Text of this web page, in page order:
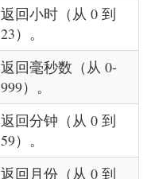
返回小时（从 0 到
23）。
返回毫秒数（从 0-
999）。
返回分钟（从 0 到
59）。
返回月份（从 0 到